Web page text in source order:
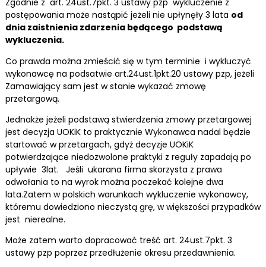
Zgodnie z art. 24ust.7pkt. 3 ustawy pzp wykluczenie z
postępowania może nastąpić jeżeli nie upłynęły 3 lata od
dnia zaistnienia zdarzenia będącego podstawą
wykluczenia.
Co prawda można zmieścić się w tym terminie i wykluczyć
wykonawcę na podsatwie art.24ust.1pkt.20 ustawy pzp, jeżeli
Zamawiający sam jest w stanie wykazać zmowę
przetargową.
Jednakże jeżeli podstawą stwierdzenia zmowy przetargowej
jest decyzja UOKiK to praktycznie Wykonawca nadal będzie
startować w przetargach, gdyż decyzje UOKiK
potwierdzające niedozwolone praktyki z reguły zapadają po
upływie 3lat. Jeśli ukarana firma skorzysta z prawa
odwołania to na wyrok można poczekać kolejne dwa
lata.Zatem w polskich warunkach wykluczenie wykonawcy,
któremu dowiedziono nieczystą grę, w większości przypadków
jest nierealne.
Może zatem warto dopracować treść art. 24ust.7pkt. 3
ustawy pzp poprzez przedłużenie okresu przedawnienia.